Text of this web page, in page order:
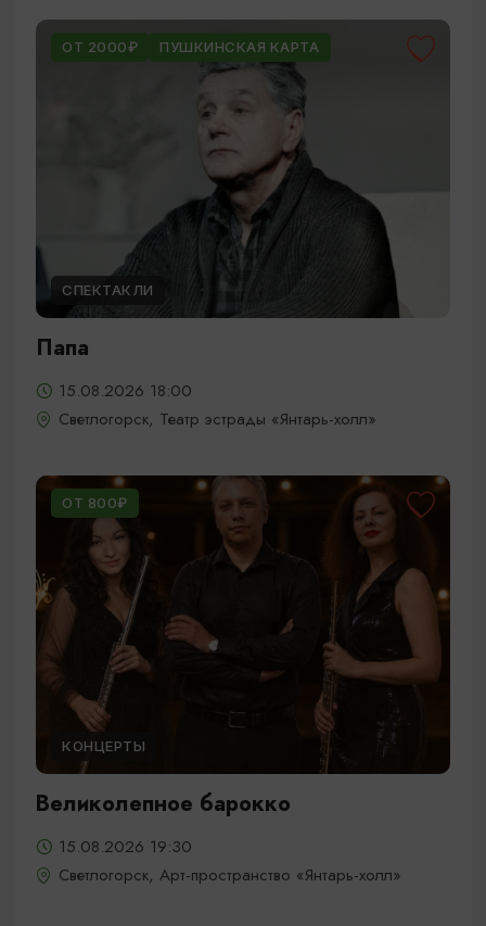
ОТ 2000₽ ПУШКИНСКАЯ КАРТА
СПЕКТАКЛИ
Папа
15.08.2026 18:00
Светлогорск, Театр эстрады «Янтарь-холл»
ОТ 800₽
КОНЦЕРТЫ
Великолепное барокко
15.08.2026 19:30
Светлогорск, Арт-пространство «Янтарь-холл»